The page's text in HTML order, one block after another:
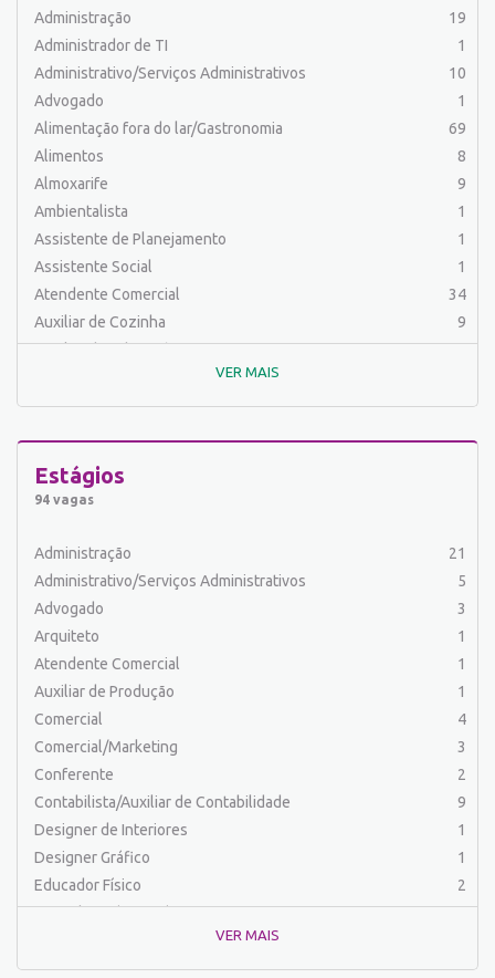
Administração
19
Administrador de TI
1
Administrativo/Serviços Administrativos
10
Advogado
1
Alimentação fora do lar/Gastronomia
69
Alimentos
8
Almoxarife
9
Ambientalista
1
Assistente de Planejamento
1
Assistente Social
1
Atendente Comercial
34
Auxiliar de Cozinha
9
Auxiliar de Laboratório
2
Auxiliar de Manutenção Predial
Auxiliar de Mecânica
1
Auxiliar de Serviços
Barman
Cabeleireiro
Caixa Bancário/Operador de Caixa
Carpinteiro
Carregador/Ajudante Carga e Descarga
Chefe de Cozinha
Comercial
Comercial/Marketing
Comprador
Conferente
Contabilista/Auxiliar de Contabilidade
Controlador
Costureira/Costureiro Industrial
Cozinha/ Pizzaiolo
4
VER MAIS
Estágios
94 vagas
Administração
21
Administrativo/Serviços Administrativos
5
Advogado
3
Arquiteto
1
Atendente Comercial
1
Auxiliar de Produção
1
Comercial
4
Comercial/Marketing
3
Conferente
2
Contabilista/Auxiliar de Contabilidade
9
Designer de Interiores
1
Designer Gráfico
1
Educador Físico
2
Engenharia (Outras)
1
Engenharia Elétrica e Eletrônica
1
VER MAIS